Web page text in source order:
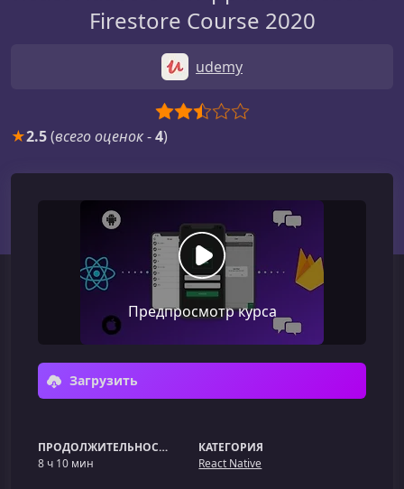
Firestore Course 2020
udemy
★2.5(всего оценок-4)
Предпросмотр курса
Загрузить
ПРОДОЛЖИТЕЛЬНОСТЬ
8 ч 10 мин
КАТЕГОРИЯ
React Native